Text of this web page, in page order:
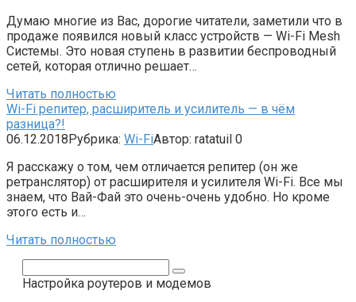
Думаю многие из Вас, дорогие читатели, заметили что в
продаже появился новый класс устройств — Wi-Fi Mesh
Системы. Это новая ступень в развитии беспроводный
сетей, которая отлично решает…
Читать полностью
Wi-Fi репитер, расширитель и усилитель — в чём
разница?!
06.12.2018Рубрика: Wi-FiАвтор: ratatuil 0
Я расскажу о том, чем отличается репитер (он же
ретранслятор) от расширителя и усилителя Wi-Fi. Все мы
знаем, что Вай-Фай это очень-очень удобно. Но кроме
этого есть и…
Читать полностью
Настройка роутеров и модемов